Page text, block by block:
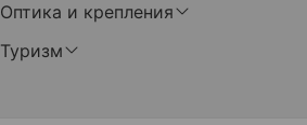
Оптика и крепления
Туризм